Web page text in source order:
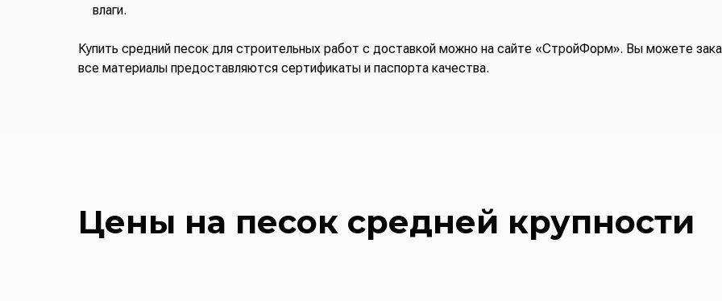
влаги.
Купить средний песок для строительных работ с доставкой можно на сайте «СтройФорм». Вы можете
все материалы предоставляются сертификаты и паспорта качества.
Цены на песок средней крупности